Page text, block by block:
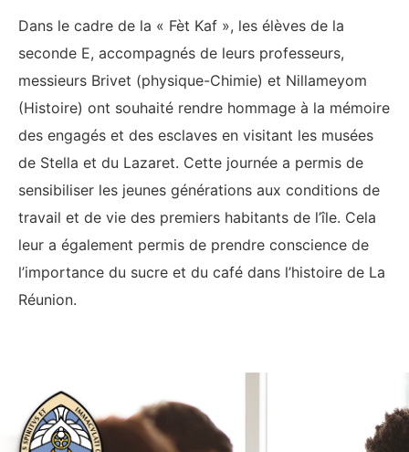
Dans le cadre de la « Fèt Kaf », les élèves de la
seconde E, accompagnés de leurs professeurs,
messieurs Brivet (physique-Chimie) et Nillameyom
(Histoire) ont souhaité rendre hommage à la mémoire
des engagés et des esclaves en visitant les musées
de Stella et du Lazaret. Cette journée a permis de
sensibiliser les jeunes générations aux conditions de
travail et de vie des premiers habitants de l’île. Cela
leur a également permis de prendre conscience de
l’importance du sucre et du café dans l’histoire de La
Réunion.